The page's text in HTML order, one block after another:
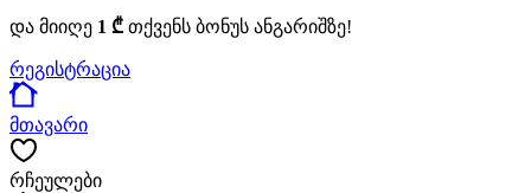
და მიიღე 1 ₾ თქვენს ბონუს ანგარიშზე!
რეგისტრაცია
მთავარი
რჩეულები